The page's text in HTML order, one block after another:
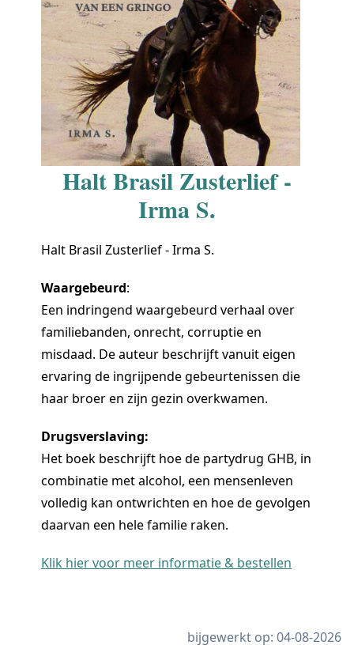
Halt Brasil Zusterlief -
Irma S.
Halt Brasil Zusterlief - Irma S.
Waargebeurd:
Een indringend waargebeurd verhaal over
familiebanden, onrecht, corruptie en
misdaad. De auteur beschrijft vanuit eigen
ervaring de ingrijpende gebeurtenissen die
haar broer en zijn gezin overkwamen.
Drugsverslaving:
Het boek beschrijft hoe de partydrug GHB, in
combinatie met alcohol, een mensenleven
volledig kan ontwrichten en hoe de gevolgen
daarvan een hele familie raken.
Klik hier voor meer informatie & bestellen
bijgewerkt op: 04-08-2026